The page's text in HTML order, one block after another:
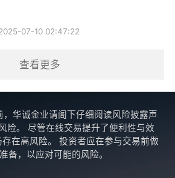
关部门均派员工留守公司，24日全
工居家远程办公，全力保障公司投
此之前，公司综合部已为“驻点”的
了专题会议，由总经理组织经营管
关中后台、投研交、渠道销售等部
力保障公司在台风期间安全运
07-10 02:47:22
查看更多
，华诚金业请阁下仔细阅读风险披露声
险。 尽管在线交易提升了便利性与效
在高风险。 投资者应在参与交易前做
备，以应对可能的风险。